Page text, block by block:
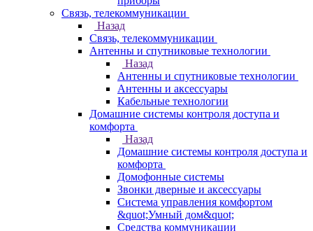
Связь, телекоммуникации
Назад
Связь, телекоммуникации
Антенны и спутниковые технологии
Назад
Антенны и спутниковые технологии
Антенны и аксессуары
Кабельные технологии
Домашние системы контроля доступа и
комфорта
Назад
Домашние системы контроля доступа и
комфорта
Домофонные системы
Звонки дверные и аксессуары
Система управления комфортом
&quot;Умный дом&quot;
Средства коммуникации